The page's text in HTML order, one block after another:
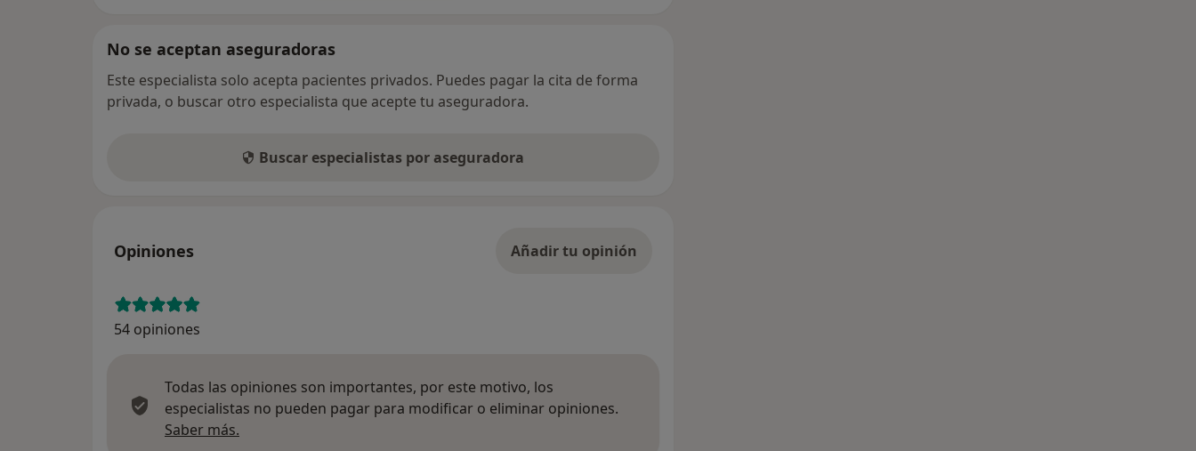
No se aceptan aseguradoras
Este especialista solo acepta pacientes privados. Puedes pagar la cita de forma
privada, o buscar otro especialista que acepte tu aseguradora.
Buscar especialistas por aseguradora
Opiniones Añadir tu opinión
54 opiniones
Todas las opiniones son importantes, por este motivo, los
especialistas no pueden pagar para modificar o eliminar opiniones.
Saber más.